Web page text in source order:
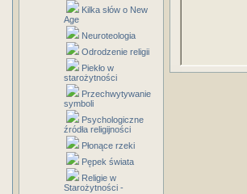
Kilka słów o New
Age
Neuroteologia
Odrodzenie religii
Piekło w
starożytności
Przechwytywanie
symboli
Psychologiczne
źródła religijności
Płonące rzeki
Pępek świata
Religie w
Starożytności -